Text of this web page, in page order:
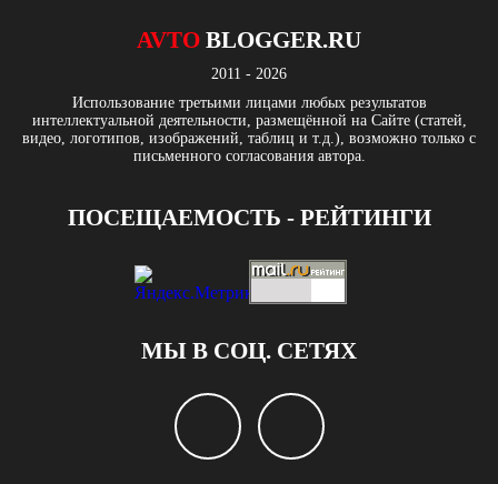
AVTO BLOGGER.RU
2011 - 2026
Использование третьими лицами любых результатов
интеллектуальной деятельности, размещённой на Сайте (статей,
видео, логотипов, изображений, таблиц и т.д.), возможно только с
письменного согласования автора.
ПОСЕЩАЕМОСТЬ - РЕЙТИНГИ
МЫ В СОЦ. СЕТЯХ